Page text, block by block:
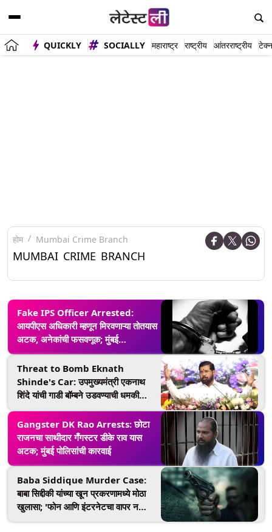
QUICKLY SOCIALLY महाराष्ट्र राष्ट्रीय आंतरराष्ट्रीय
होम Mumbai Crime Branch
MUMBAI CRIME BRANCH
Fake IPS Officer Arrested:
आयपीएस अधिकारी म्हणून मिरवणाऱ्या तोतयास
अटक, अनेकांची फसवणूक; मुंबई
पोलिसांकडून कारवाई
Threat to Bomb Eknath
Shinde's Car: उपमुख्यमंत्री एकनाथ
शिंदे यांची गाडी बॉम्बने उडवण्याची धमकी
देणाऱ्या आरोपींना अटक
Gangster DK Rao Arrests: छोटा
राजनचा साथीदार गँगस्टर डीके राव यास
अटक; मुंबई पोलिसांची कारवाई
Baba Siddique Murder Case:
बाबा सिद्दीकी यांच्या खून प्रकरणामध्ये मोठा
खुलासा; 'फोन आणि इंटरनेटचा वापर न